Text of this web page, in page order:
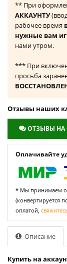
** При
АККАУНТУ
рабочее время
нужные вам
нами утром.
*** При
просьба
Отзывы наших
ОТЗЫВЫ НА
Оплачивайте
* Мы принимаем
(конвертируется
оплатой,
Описание
Купить на